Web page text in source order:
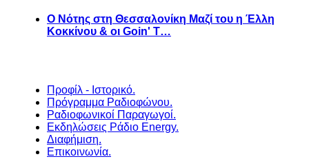
Ο Νότης στη Θεσσαλονίκη Μαζί του η Έλλη
Κοκκίνου & οι Goin' T…
Προφίλ - Ιστορικό.
Πρόγραμμα Ραδιοφώνου.
Ραδιοφωνικοί Παραγωγοί.
Εκδηλώσεις Ράδιο Energy.
Διαφήμιση.
Επικοινωνία.